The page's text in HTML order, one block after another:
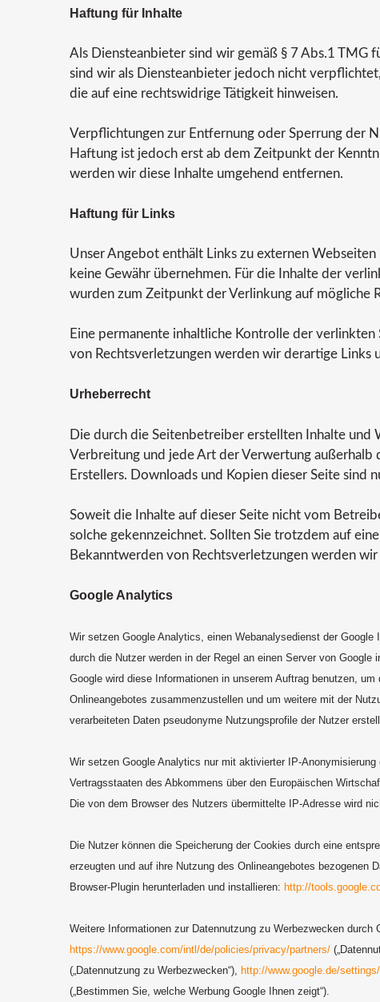
Haftung für Inhalte
Als Diensteanbieter sind wir gemäß § 7 Abs.1 TMG
sind wir als Diensteanbieter jedoch nicht
die auf eine rechtswidrige Tätigkeit hinweisen.
Verpflichtungen zur Entfernung oder Sperrung der
Haftung ist jedoch erst ab dem Zeitpunkt der
werden wir diese Inhalte umgehend entfernen.
Haftung für Links
Unser Angebot enthält Links zu externen
keine Gewähr übernehmen. Für die Inhalte der
wurden zum Zeitpunkt der Verlinkung auf mögliche
Eine permanente inhaltliche Kontrolle der
von Rechtsverletzungen werden wir derartige Links
Urheberrecht
Die durch die Seitenbetreiber erstellten Inhalte und
Verbreitung und jede Art der Verwertung
Erstellers. Downloads und Kopien dieser Seite sind
Soweit die Inhalte auf dieser Seite nicht vom
solche gekennzeichnet. Sollten Sie trotzdem auf
Bekanntwerden von Rechtsverletzungen werden
Google Analytics
Wir setzen Google Analytics, einen Webanalysedienst der
durch die Nutzer werden in der Regel an einen Server von Google
Google wird diese Informationen in unserem Auftrag benutzen,
Onlineangebotes zusammenzustellen und um weitere mit der
verarbeiteten Daten pseudonyme Nutzungsprofile der Nutzer
Wir setzen Google Analytics nur mit aktivierter IP-
Vertragsstaaten des Abkommens über den Europäischen
Die von dem Browser des Nutzers übermittelte IP-Adresse wird
Die Nutzer können die Speicherung der Cookies durch eine
erzeugten und auf ihre Nutzung des Onlineangebotes bezogenen
Browser-Plugin herunterladen und installieren: http://
Weitere Informationen zur Datennutzung zu Werbezwecken
https://www.google.com/intl/de/policies/privacy/partners/
(„Datennutzung zu Werbezwecken“), http://www.google.de/
(„Bestimmen Sie, welche Werbung Google Ihnen zeigt“).